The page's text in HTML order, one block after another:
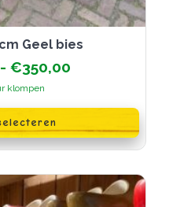
Geel bies
- €350,00Prijsklasse:
€350,00
klompen